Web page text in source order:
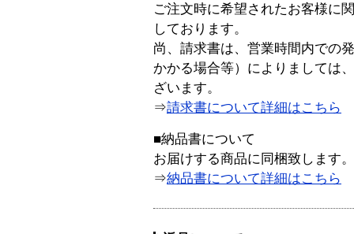
ご注文時に希望されたお客様に
しております。
尚、請求書は、営業時間内での
かかる場合等）によりましては
ざいます。
⇒請求書について詳細はこちら
■納品書について
お届けする商品に同梱致します。
⇒納品書について詳細はこちら